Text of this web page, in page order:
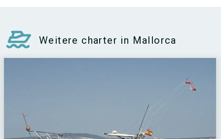
Weitere charter in Mallorca